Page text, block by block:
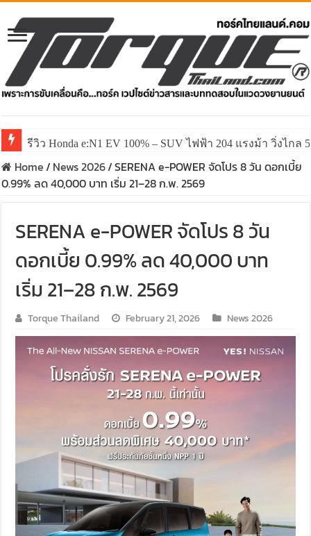
รีวิว Honda e:N1 EV 100% – SUV ไฟฟ้า 204 แรงม้า วิ่งไกล
รีวิว ลองขับ All New GWM HAVAL H6 ปรับโฉมหน้าใหม่
Home/ News 2026/SERENA e-POWER จัดโปร 8 วัน ดอกเบี้ย
0.99% ลด 40,000 บาท เริ่ม 21–28 ก.พ. 2569
SERENA e-POWER จัดโปร 8 วัน
ดอกเบี้ย 0.99% ลด 40,000 บาท
เริ่ม 21–28 ก.พ. 2569
Torque Thailand February 21, 2026 News 2026